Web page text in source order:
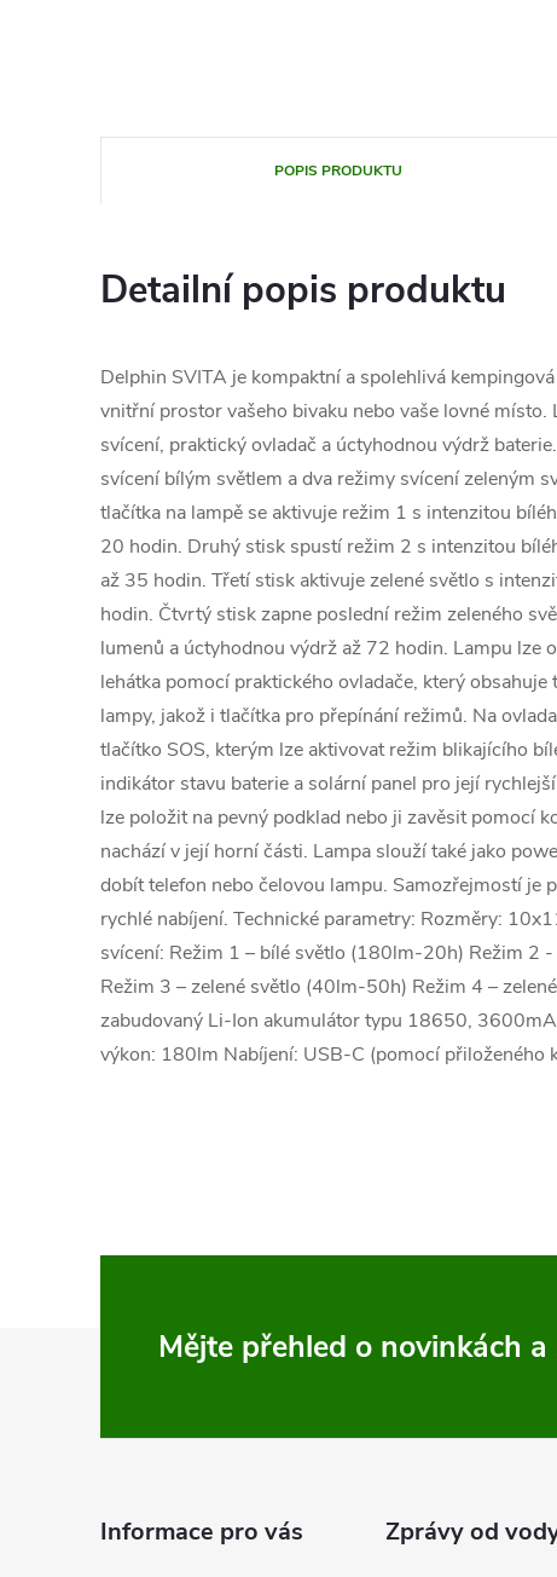
POPIS PRODUKTU
Detailní popis produktu
Delphin SVITA je kompaktní a spolehlivá
vnitřní prostor vašeho bivaku nebo vaše lovné místo.
svícení, praktický ovladač a úctyhodnou výdrž
svícení bílým světlem a dva režimy svícení zeleným
tlačítka na lampě se aktivuje režim 1 s intenzitou
20 hodin. Druhý stisk spustí režim 2 s intenzitou
až 35 hodin. Třetí stisk aktivuje zelené světlo s
hodin. Čtvrtý stisk zapne poslední režim zeleného
lumenů a úctyhodnou výdrž až 72 hodin. Lampu lze
lehátka pomocí praktického ovladače, který
lampy, jakož i tlačítka pro přepínání režimů. Na
tlačítko SOS, kterým lze aktivovat režim blikajícího
indikátor stavu baterie a solární panel pro její
lze položit na pevný podklad nebo ji zavěsit pomocí
nachází v její horní části. Lampa slouží také jako
dobít telefon nebo čelovou lampu. Samozřejmostí je
rychlé nabíjení. Technické parametry: Rozměry:
svícení: Režim 1 – bílé světlo (180lm-20h) Režim 2
Režim 3 – zelené světlo (40lm-50h) Režim 4 –
zabudovaný Li-Ion akumulátor typu 18650,
výkon: 180lm Nabíjení: USB-C (pomocí přiloženého
Mějte přehled o novinkách a
Informace pro vás Zprávy od